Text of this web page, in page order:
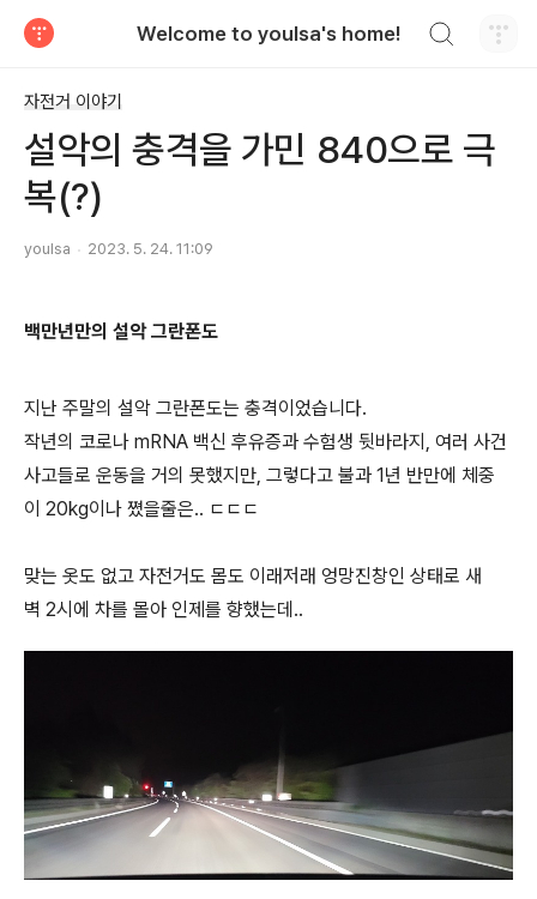
Welcome to youlsa's home!
자전거 이야기
설악의 충격을 가민 840으로 극
복(?)
youlsa 2023. 5. 24. 11:09
백만년만의 설악 그란폰도
지난 주말의 설악 그란폰도는 충격이었습니다.
작년의 코로나 mRNA 백신 후유증과 수험생 뒷바라지, 여러 사건
사고들로 운동을 거의 못했지만, 그렇다고 불과 1년 반만에 체중
이 20kg이나 쪘을줄은.. ㄷㄷㄷ
맞는 옷도 없고 자전거도 몸도 이래저래 엉망진창인 상태로 새
벽 2시에 차를 몰아 인제를 향했는데..